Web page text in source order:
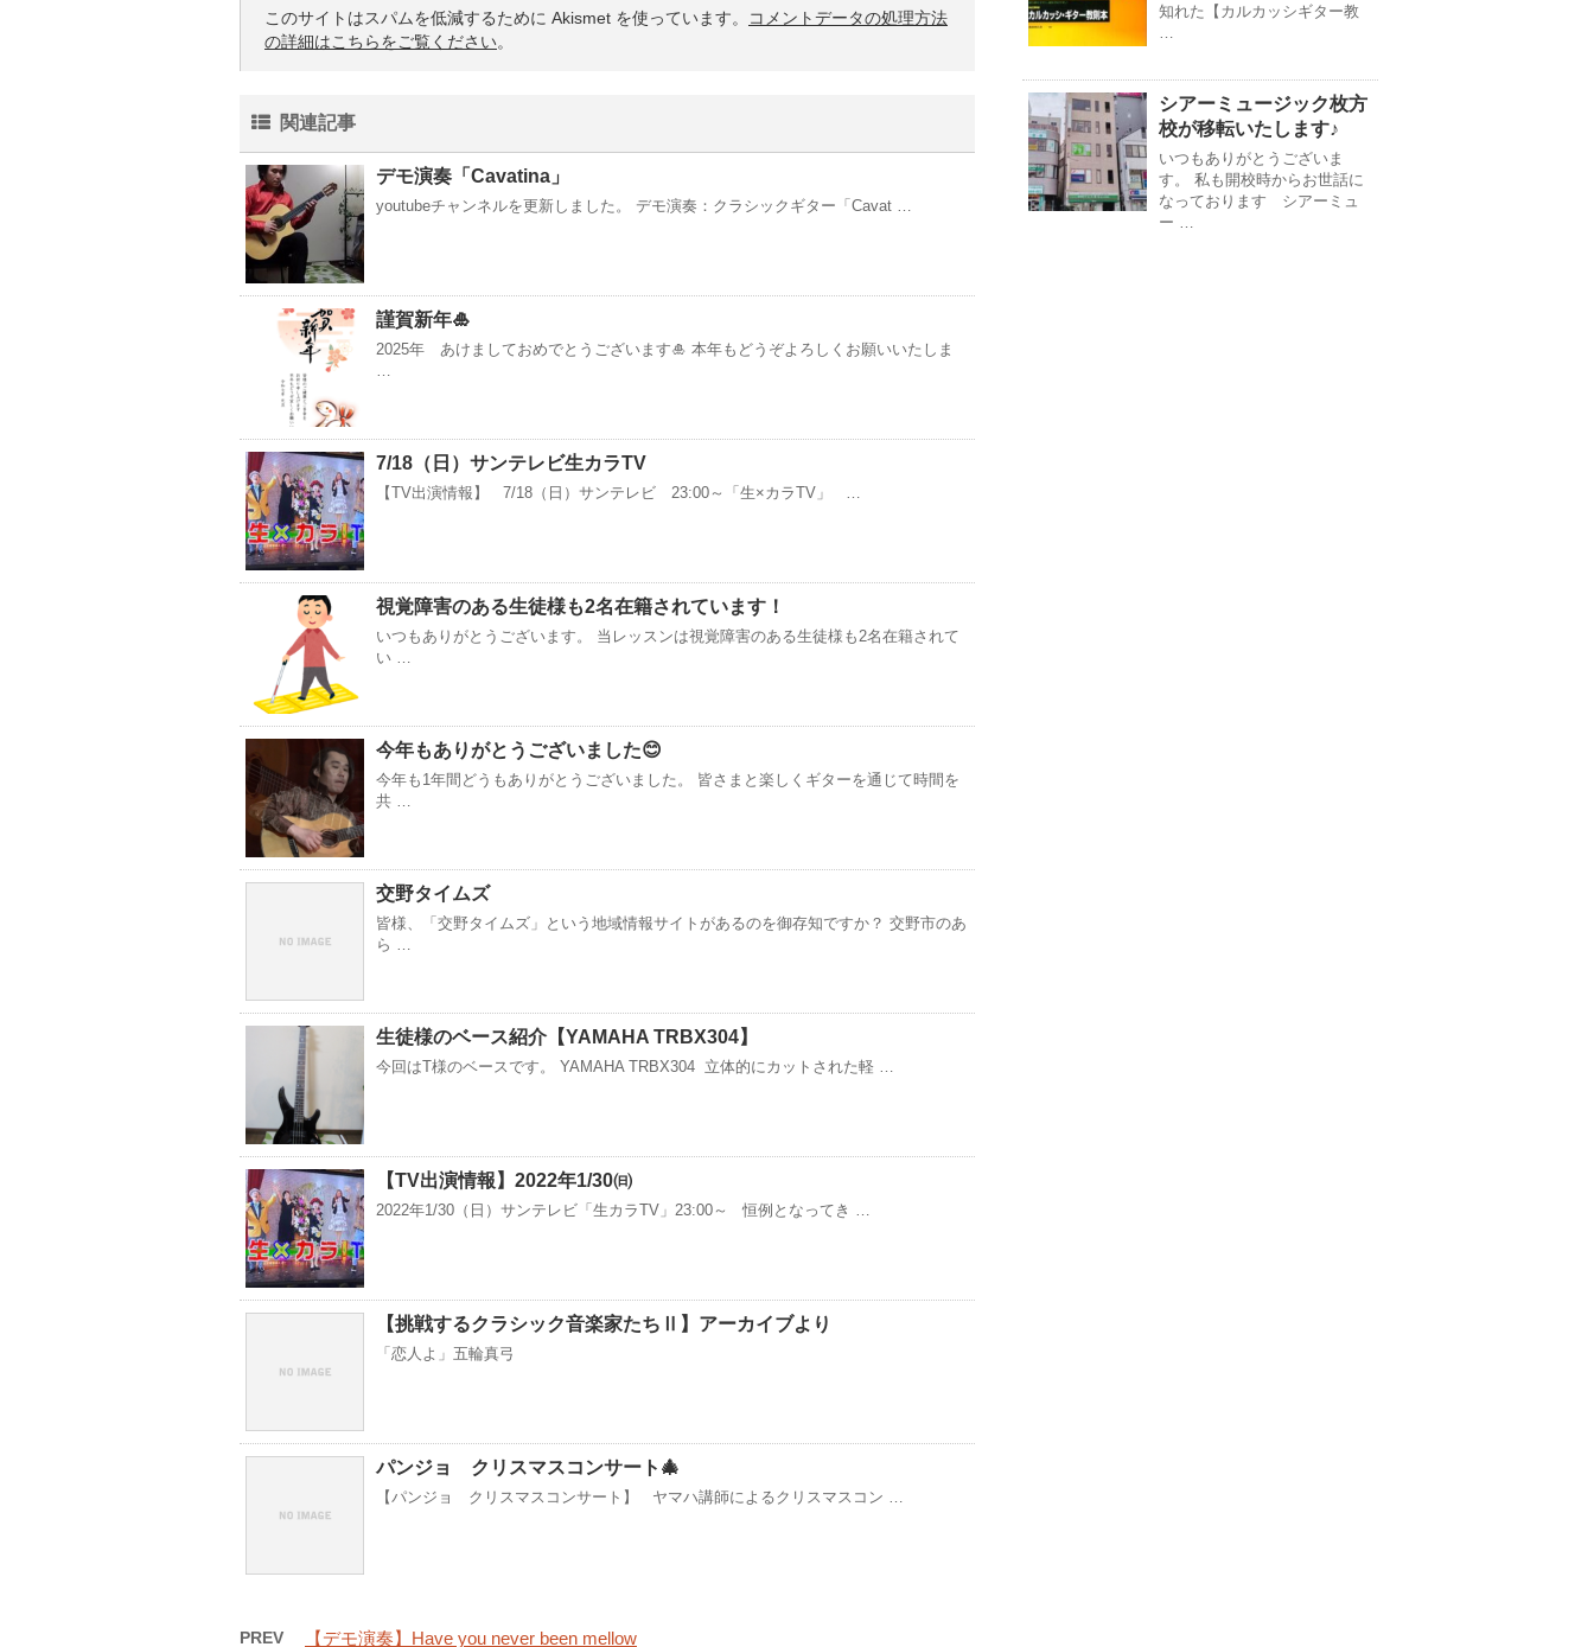
このサイトはスパムを低減するために Akismet を使っています。
コメントデータの処理方法
の詳細はこちらをご覧ください。
関連記事
デモ演奏「Cavatina」
youtubeチャンネルを更新しました。 デモ演奏：クラシックギター「Cavat …
謹賀新年🎍
2025年 あけましておめでとうございます🎍 本年もどうぞよろしくお願いいたしま
…
7/18（日）サンテレビ生カラTV
【TV出演情報】 7/18（日）サンテレビ 23:00～「生×カラTV」 …
視覚障害のある生徒様も2名在籍されています！
いつもありがとうございます。 当レッスンは視覚障害のある生徒様も2名在籍されて
い …
今年もありがとうございました😊
今年も1年間どうもありがとうございました。 皆さまと楽しくギターを通じて時間を
共 …
交野タイムズ
皆様、「交野タイムズ」という地域情報サイトがあるのを御存知ですか？ 交野市のあ
ら …
生徒様のベース紹介【YAMAHA TRBX304】
今回はT様のベースです。 YAMAHA TRBX304 立体的にカットされた軽 …
【TV出演情報】2022年1/30㈰
2022年1/30（日）サンテレビ「生カラTV」23:00～ 恒例となってき …
【挑戦するクラシック音楽家たちⅡ】アーカイブより
「恋人よ」五輪真弓
パンジョ クリスマスコンサート🎄
【パンジョ クリスマスコンサート】 ヤマハ講師によるクリスマスコン …
PREV 【デモ演奏】Have you never been mellow
知れた【カルカッシギター教
…
シアーミュージック枚方
校が移転いたします♪
いつもありがとうございま
す。 私も開校時からお世話に
なっております シアーミュ
ー …